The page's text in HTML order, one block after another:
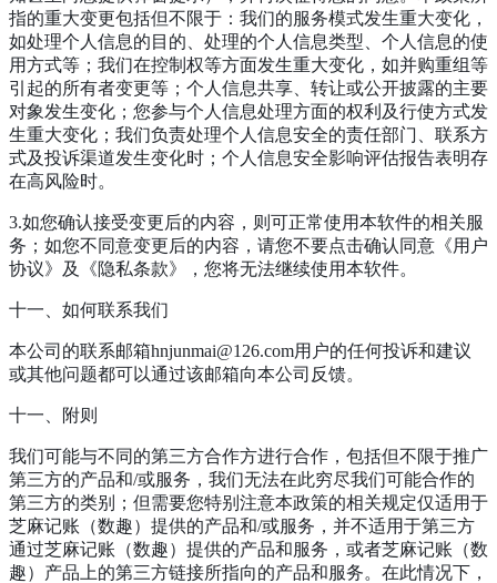
指的重大变更包括但不限于：我们的服务模式发生重大变化，
如处理个人信息的目的、处理的个人信息类型、个人信息的使
用方式等；我们在控制权等方面发生重大变化，如并购重组等
引起的所有者变更等；个人信息共享、转让或公开披露的主要
对象发生变化；您参与个人信息处理方面的权利及行使方式发
生重大变化；我们负责处理个人信息安全的责任部门、联系方
式及投诉渠道发生变化时；个人信息安全影响评估报告表明存
在高风险时。
3.如您确认接受变更后的内容，则可正常使用本软件的相关服
务；如您不同意变更后的内容，请您不要点击确认同意《用户
协议》及《隐私条款》，您将无法继续使用本软件。
十一、如何联系我们
本公司的联系邮箱hnjunmai@126.com用户的任何投诉和建议
或其他问题都可以通过该邮箱向本公司反馈。
十一、附则
我们可能与不同的第三方合作方进行合作，包括但不限于推广
第三方的产品和/或服务，我们无法在此穷尽我们可能合作的
第三方的类别；但需要您特别注意本政策的相关规定仅适用于
芝麻记账（数趣）提供的产品和/或服务，并不适用于第三方
通过芝麻记账（数趣）提供的产品和服务，或者芝麻记账（数
趣）产品上的第三方链接所指向的产品和服务。在此情况下，